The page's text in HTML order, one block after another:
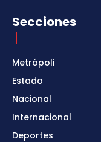
Secciones
Metrópoli
Estado
Nacional
Internacional
Deportes